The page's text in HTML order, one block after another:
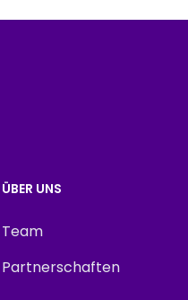
ÜBER UNS
Team
Partnerschaften